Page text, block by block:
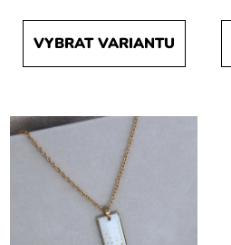
VYBRAT VARIANTU